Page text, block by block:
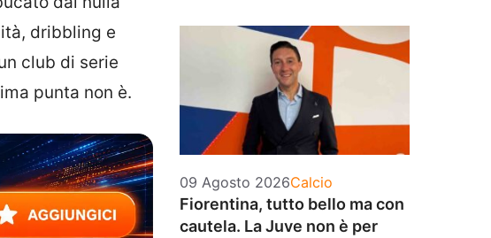
dribbling e
club di serie
punta non è.
09 Agosto 2026Categorie
Calcio
Fiorentina, tutto bello ma con
cautela. La Juve non è per